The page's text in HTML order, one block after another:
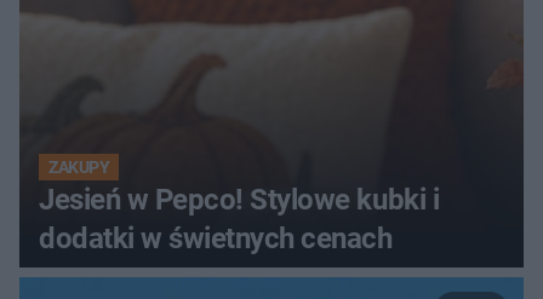
ZAKUPY
Jesień w Pepco! Stylowe kubki i
dodatki w świetnych cenach